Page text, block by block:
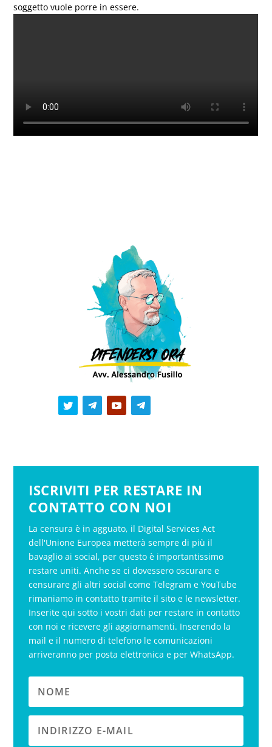
soggetto vuole porre in essere.
ISCRIVITI PER RESTARE IN
CONTATTO CON NOI
La censura è in agguato, il Digital Services Act
dell'Unione Europea metterà sempre di più il
bavaglio ai social, per questo è importantissimo
restare uniti. Anche se ci dovessero oscurare e
censurare gli altri social come Telegram e YouTube
rimaniamo in contatto tramite il sito e le newsletter.
Inserite qui sotto i vostri dati per restare in contatto
con noi e ricevere gli aggiornamenti. Inserendo la
mail e il numero di telefono le comunicazioni
arriveranno per posta elettronica e per WhatsApp.